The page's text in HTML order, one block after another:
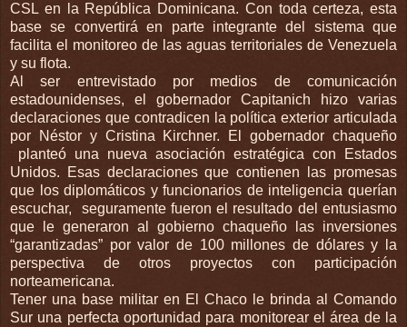
CSL en la República Dominicana. Con toda certeza, esta
base se convertirá en parte integrante del sistema que
facilita el monitoreo de las aguas territoriales de Venezuela
y su flota.
Al ser entrevistado por medios de comunicación
estadounidenses, el gobernador Capitanich hizo varias
declaraciones que contradicen la política exterior articulada
por Néstor y Cristina Kirchner. El gobernador chaqueño
planteó una nueva asociación estratégica con Estados
Unidos. Esas declaraciones que contienen las promesas
que los diplomáticos y funcionarios de inteligencia querían
escuchar, seguramente fueron el resultado del entusiasmo
que le generaron al gobierno chaqueño las inversiones
“garantizadas” por valor de 100 millones de dólares y la
perspectiva de otros proyectos con participación
norteamericana.
Tener una base militar en El Chaco le brinda al Comando
Sur una perfecta oportunidad para monitorear el área de la